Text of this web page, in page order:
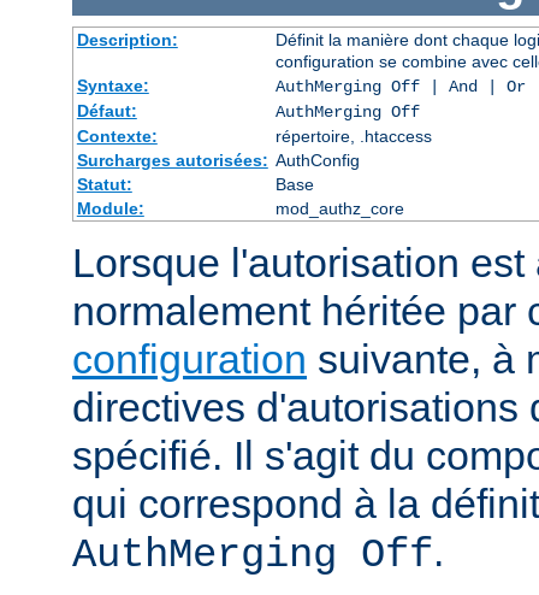
Description:
Définit la manière dont chaque
configuration se combine avec
Syntaxe:
AuthMerging Off | And | Or
Défaut:
AuthMerging Off
Contexte:
répertoire, .htaccess
Surcharges autorisées: AuthConfig
Statut:
Base
Module:
mod_authz_core
Lorsque l'autorisation
normalement héritée par
configuration suivante, à
directives d'autorisations
spécifié. Il s'agit du
qui correspond à la
AuthMerging Off.